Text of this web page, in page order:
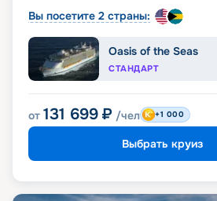
Вы посетите 2 страны:
Oasis of the Seas
СТАНДАРТ
от 131 699 ₽ /чел +1 000
Выбрать круиз